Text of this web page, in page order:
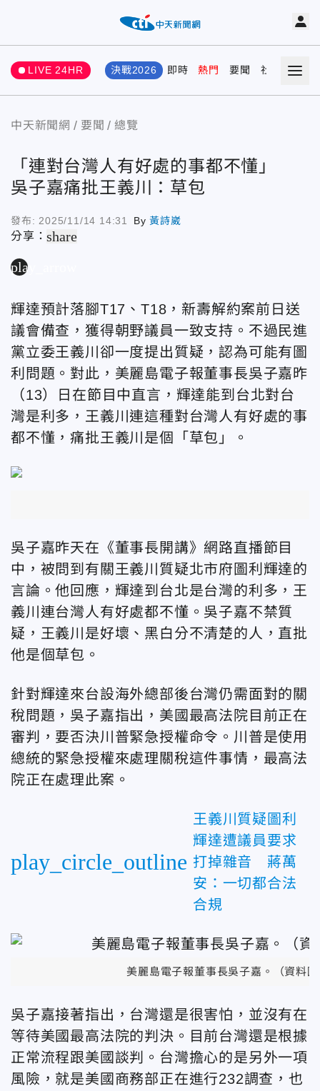
LIVE 24HR 決戰2026 即時 熱門 要聞 社會 娛樂
中天新聞網 要聞 總覽
「連對台灣人有好處的事都不懂」
吳子嘉痛批王義川：草包
發布: 2025/11/14 14:31 By黃詩崴
分享：share
play_arrow
輝達預計落腳T17、T18，新壽解約案前日送
議會備查，獲得朝野議員一致支持。不過民進
黨立委王義川卻一度提出質疑，認為可能有圖
利問題。對此，美麗島電子報董事長吳子嘉昨
（13）日在節目中直言，輝達能到台北對台
灣是利多，王義川連這種對台灣人有好處的事
都不懂，痛批王義川是個「草包」。
吳子嘉昨天在《董事長開講》網路直播節目
中，被問到有關王義川質疑北市府圖利輝達的
言論。他回應，輝達到台北是台灣的利多，王
義川連台灣人有好處都不懂。吳子嘉不禁質
疑，王義川是好壞、黑白分不清楚的人，直批
他是個草包。
針對輝達來台設海外總部後台灣仍需面對的關
稅問題，吳子嘉指出，美國最高法院目前正在
審判，要否決川普緊急授權命令。川普是使用
總統的緊急授權來處理關稅這件事情，最高法
院正在處理此案。
play_circle_outline
王義川質疑圖利
輝達遭議員要求
打掉雜音 蔣萬
安：一切都合法
合規
美麗島電子報董事長吳子嘉。（資料
吳子嘉接著指出，台灣還是很害怕，並沒有在
等待美國最高法院的判決。目前台灣還是根據
正常流程跟美國談判。台灣擔心的是另外一項
風險，就是美國商務部正在進行232調查，也